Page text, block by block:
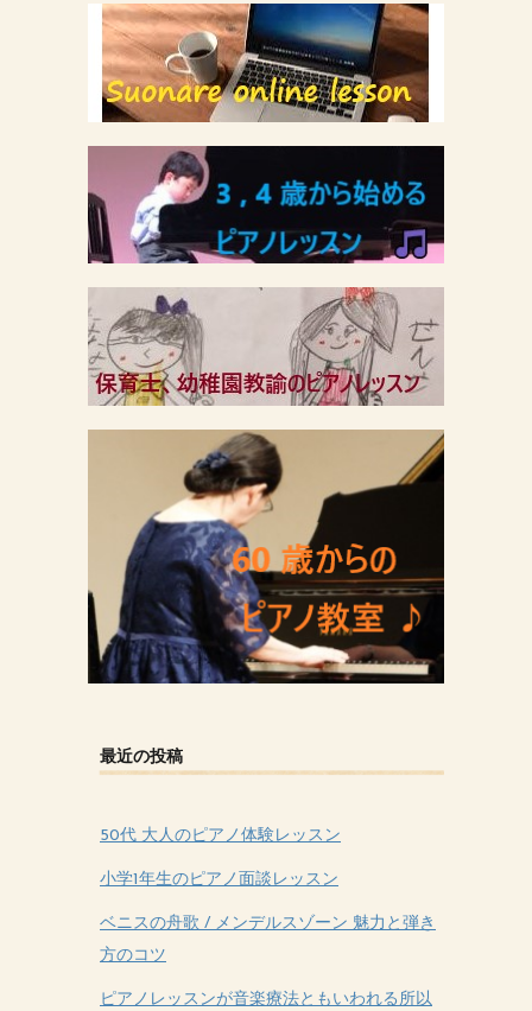
最近の投稿
50代 大人のピアノ体験レッスン
小学1年生のピアノ面談レッスン
ベニスの舟歌 / メンデルスゾーン 魅力と弾き
方のコツ
ピアノレッスンが音楽療法ともいわれる所以